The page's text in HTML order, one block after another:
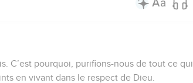
C’est pourquoi, purifions-nous de tout ce qui
en vivant dans le respect de Dieu.